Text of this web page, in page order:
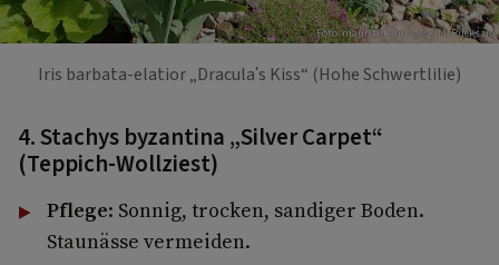
Foto: mauritius images / M. Ruckszio
Iris barbata-elatior „Dracula's Kiss“ (Hohe Schwertlilie)
4. Stachys byzantina „Silver Carpet“
(Teppich-Wollziest)
Pflege: Sonnig, trocken, sandiger Boden.
Staunässe vermeiden.